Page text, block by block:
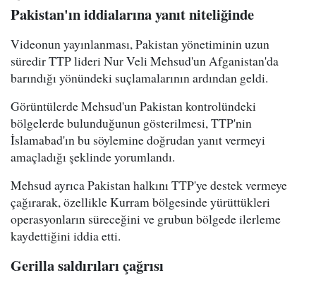
Pakistan'ın iddialarına yanıt niteliğinde
Videonun yayınlanması, Pakistan yönetiminin uzun
süredir TTP lideri Nur Veli Mehsud'un Afganistan'da
barındığı yönündeki suçlamalarının ardından geldi.
Görüntülerde Mehsud'un Pakistan kontrolündeki
bölgelerde bulunduğunun gösterilmesi, TTP'nin
İslamabad'ın bu söylemine doğrudan yanıt vermeyi
amaçladığı şeklinde yorumlandı.
Mehsud ayrıca Pakistan halkını TTP'ye destek vermeye
çağırarak, özellikle Kurram bölgesinde yürüttükleri
operasyonların süreceğini ve grubun bölgede ilerleme
kaydettiğini iddia etti.
Gerilla saldırıları çağrısı